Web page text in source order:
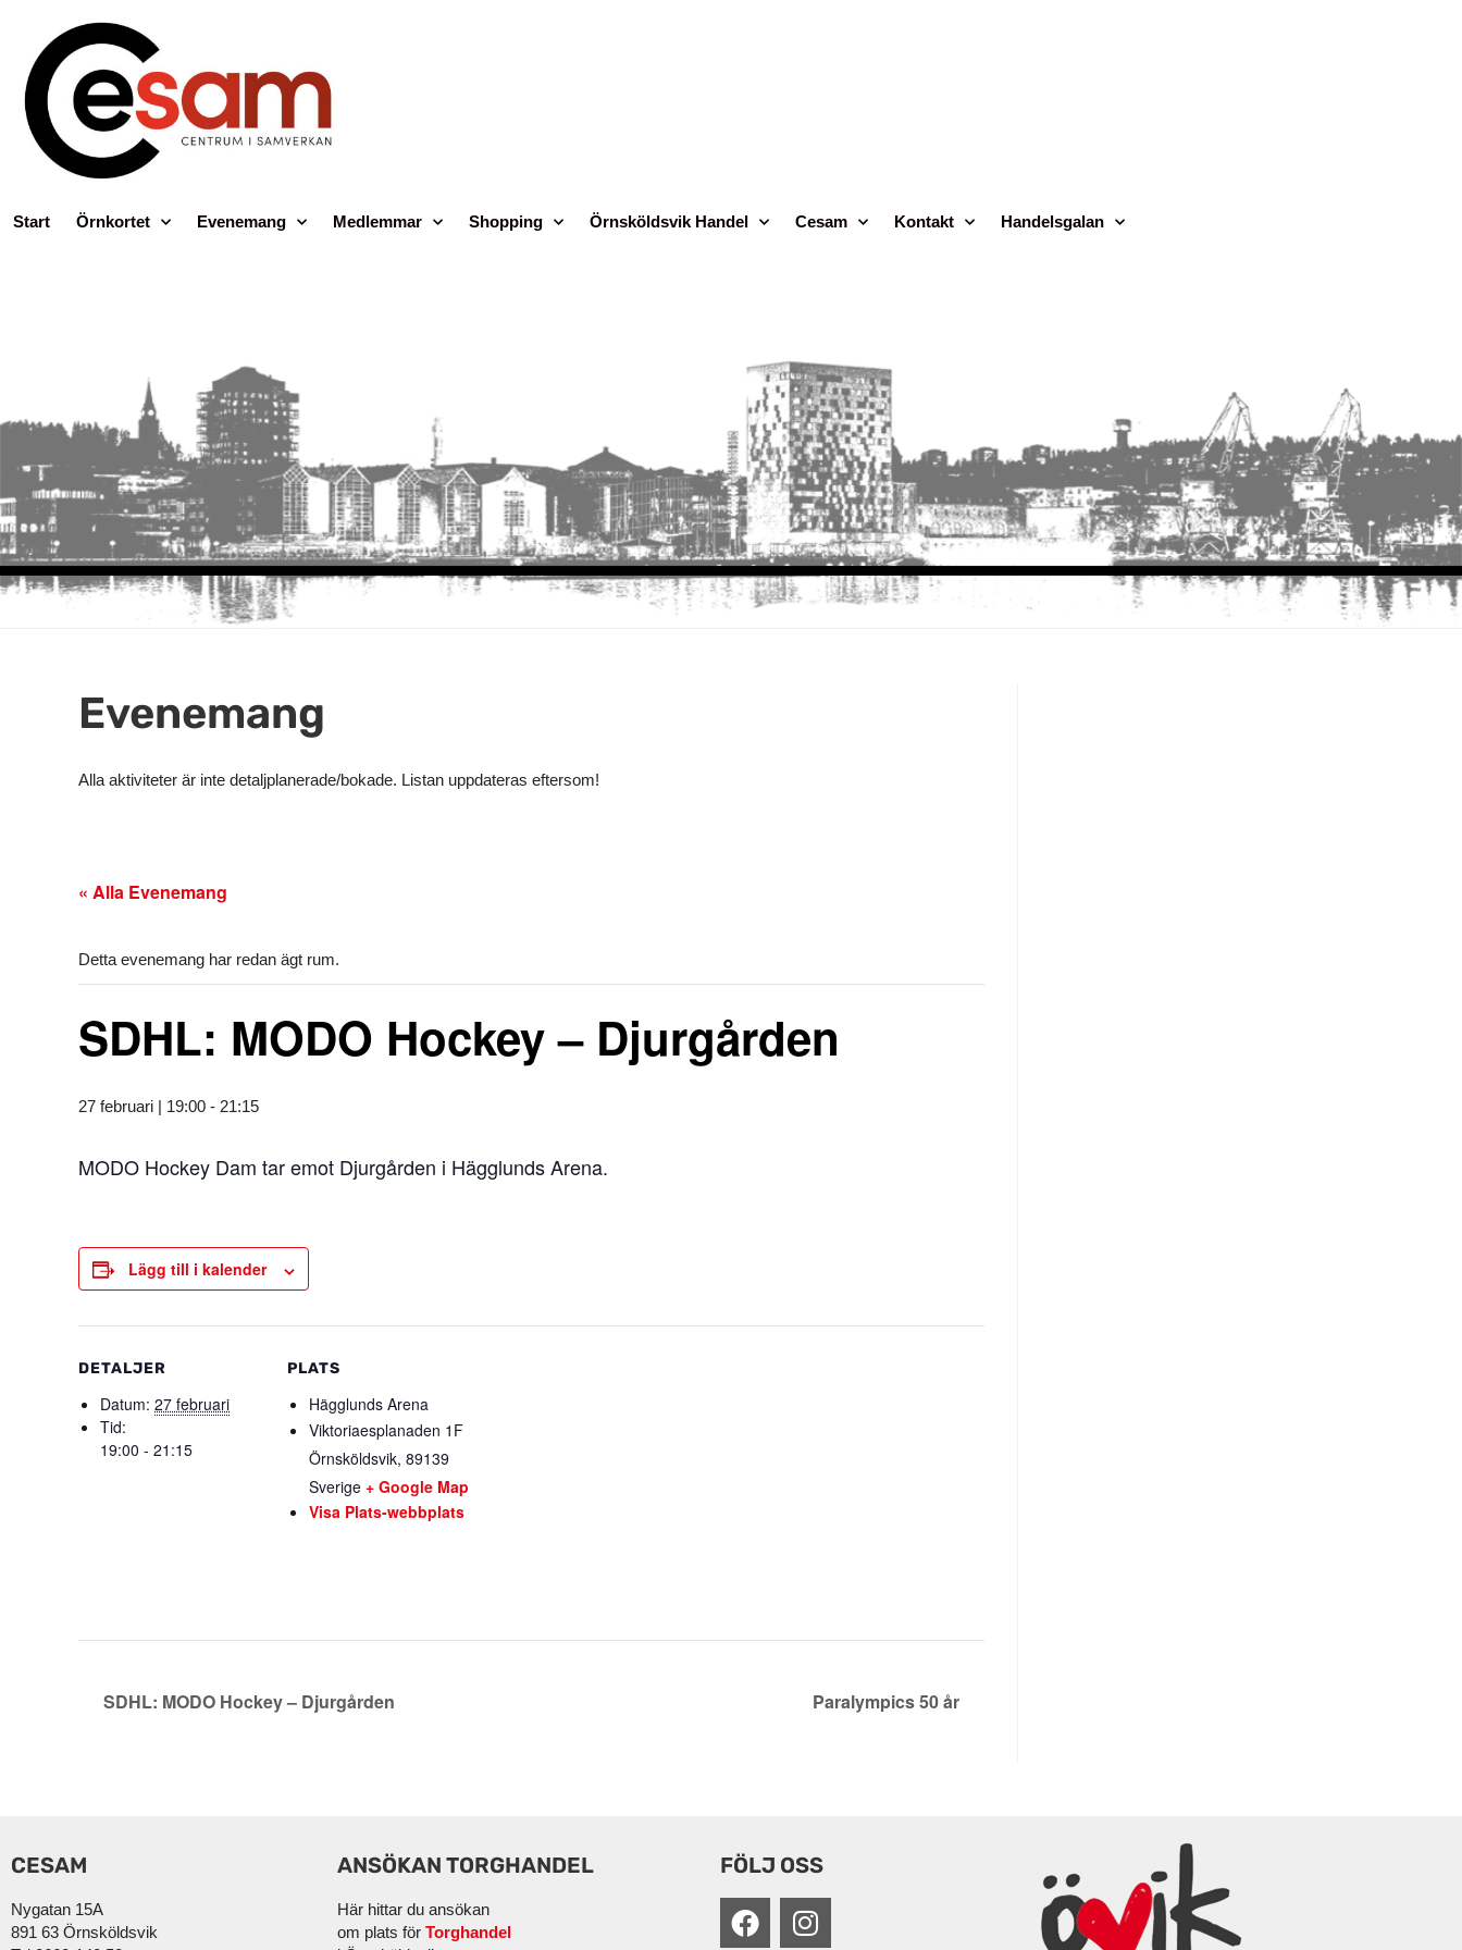
Start Örnkortet Evenemang Medlemmar Shopping Örnsköldsvik Handel Cesam Kontakt Handelsgalan
Evenemang
Alla aktiviteter är inte detaljplanerade/bokade. Listan uppdateras eftersom!
« Alla Evenemang
Detta evenemang har redan ägt rum.
SDHL: MODO Hockey – Djurgården
27 februari | 19:00 - 21:15
MODO Hockey Dam tar emot Djurgården i Hägglunds Arena.
Lägg till i kalender
DETALJER
Datum: 27 februari
Tid:
19:00 - 21:15
PLATS
Hägglunds Arena
Viktoriaesplanaden 1F
Örnsköldsvik, 89139
Sverige + Google Map
Visa Plats-webbplats
SDHL: MODO Hockey – Djurgården Paralympics 50 år
CESAM
Nygatan 15A
891 63 Örnsköldsvik
ANSÖKAN TORGHANDEL
Här hittar du ansökan
om plats för Torghandel
FÖLJ OSS